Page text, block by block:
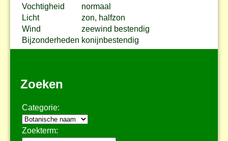
Vochtigheid
normaal
Licht
zon, halfzon
Wind
zeewind bestendig
Bijzonderheden konijnbestendig
Zoeken
Categorie:
Zoekterm: